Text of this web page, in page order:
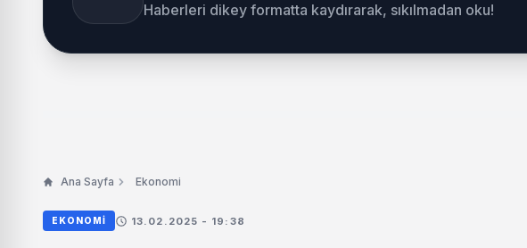
Haberleri dikey formatta kaydırarak, sıkılmadan oku!
Ana Sayfa Ekonomi
EKONOMI 13.02.2025 - 19:38